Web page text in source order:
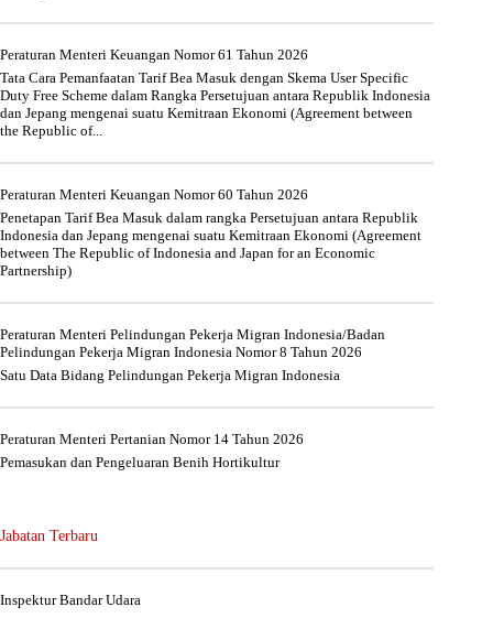
Peraturan Menteri Keuangan Nomor 61 Tahun 2026
Tata Cara Pemanfaatan Tarif Bea Masuk dengan Skema User Specific
Duty Free Scheme dalam Rangka Persetujuan antara Republik Indonesia
dan Jepang mengenai suatu Kemitraan Ekonomi (Agreement between
the Republic of...
Peraturan Menteri Keuangan Nomor 60 Tahun 2026
Penetapan Tarif Bea Masuk dalam rangka Persetujuan antara Republik
Indonesia dan Jepang mengenai suatu Kemitraan Ekonomi (Agreement
between The Republic of Indonesia and Japan for an Economic
Partnership)
Peraturan Menteri Pelindungan Pekerja Migran Indonesia/Badan
Pelindungan Pekerja Migran Indonesia Nomor 8 Tahun 2026
Satu Data Bidang Pelindungan Pekerja Migran Indonesia
Peraturan Menteri Pertanian Nomor 14 Tahun 2026
Pemasukan dan Pengeluaran Benih Hortikultur
Jabatan Terbaru
Inspektur Bandar Udara